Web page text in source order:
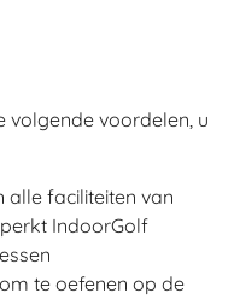
volgende voordelen, u
faciliteiten van
IndoorGolf
te oefenen op de